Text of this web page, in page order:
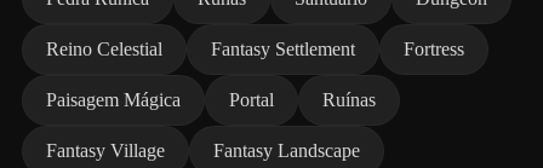
Reino Celestial Fantasy Settlement Fortress
Paisagem Mágica Portal Ruínas
Fantasy Village Fantasy Landscape